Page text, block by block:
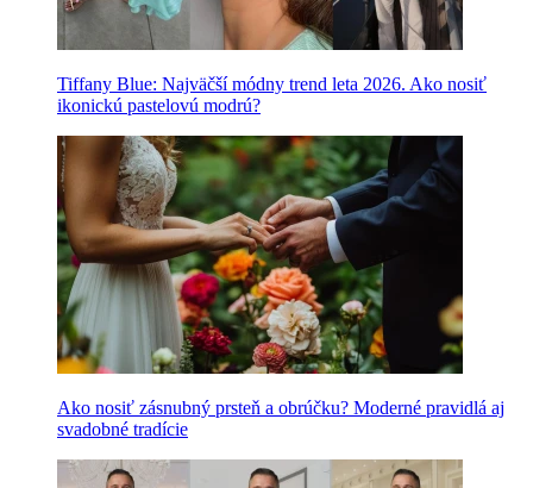
Tiffany Blue: Najväčší módny trend leta 2026. Ako nosiť
ikonickú pastelovú modrú?
Ako nosiť zásnubný prsteň a obrúčku? Moderné pravidlá aj
svadobné tradície